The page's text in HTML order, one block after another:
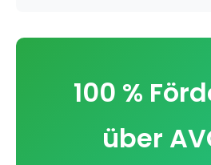
100 %
über